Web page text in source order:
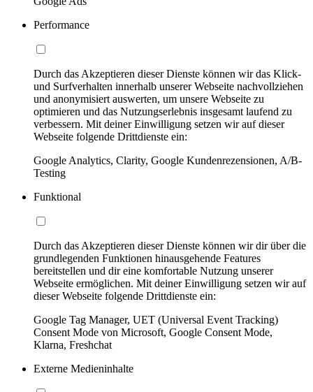
Performance
Durch das Akzeptieren dieser Dienste können wir das Klick-
und Surfverhalten innerhalb unserer Webseite nachvollziehen
und anonymisiert auswerten, um unsere Webseite zu
optimieren und das Nutzungserlebnis insgesamt laufend zu
verbessern. Mit deiner Einwilligung setzen wir auf dieser
Webseite folgende Drittdienste ein:
Google Analytics, Clarity, Google Kundenrezensionen, A/B-
Testing
Funktional
Durch das Akzeptieren dieser Dienste können wir dir über die
grundlegenden Funktionen hinausgehende Features
bereitstellen und dir eine komfortable Nutzung unserer
Webseite ermöglichen. Mit deiner Einwilligung setzen wir auf
dieser Webseite folgende Drittdienste ein:
Google Tag Manager, UET (Universal Event Tracking)
Consent Mode von Microsoft, Google Consent Mode,
Klarna, Freshchat
Externe Medieninhalte